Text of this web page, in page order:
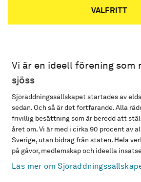
VALFRITT
Vi är en ideell förening som
sjöss
Sjöräddningssällskapet startades av
sedan. Och så är det fortfarande. Alla
frivillig besättning som är beredd att
året om. Vi är med i cirka 90 procent av
Sverige, utan bidrag från staten. Hela
på gåvor, medlemskap och ideella
Läs mer om